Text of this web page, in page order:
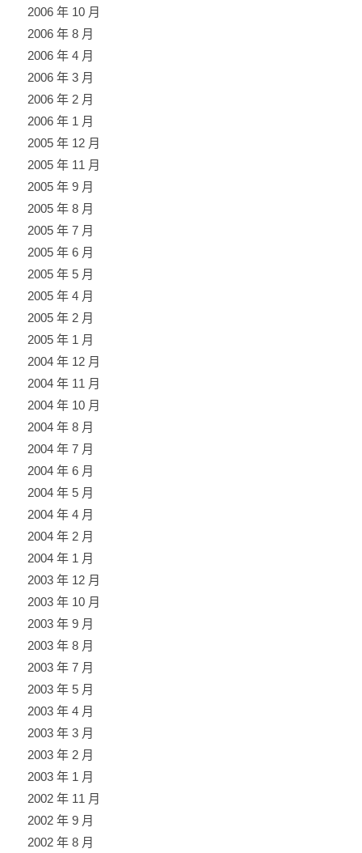
2006 年 10 月
2006 年 8 月
2006 年 4 月
2006 年 3 月
2006 年 2 月
2006 年 1 月
2005 年 12 月
2005 年 11 月
2005 年 9 月
2005 年 8 月
2005 年 7 月
2005 年 6 月
2005 年 5 月
2005 年 4 月
2005 年 2 月
2005 年 1 月
2004 年 12 月
2004 年 11 月
2004 年 10 月
2004 年 8 月
2004 年 7 月
2004 年 6 月
2004 年 5 月
2004 年 4 月
2004 年 2 月
2004 年 1 月
2003 年 12 月
2003 年 10 月
2003 年 9 月
2003 年 8 月
2003 年 7 月
2003 年 5 月
2003 年 4 月
2003 年 3 月
2003 年 2 月
2003 年 1 月
2002 年 11 月
2002 年 9 月
2002 年 8 月